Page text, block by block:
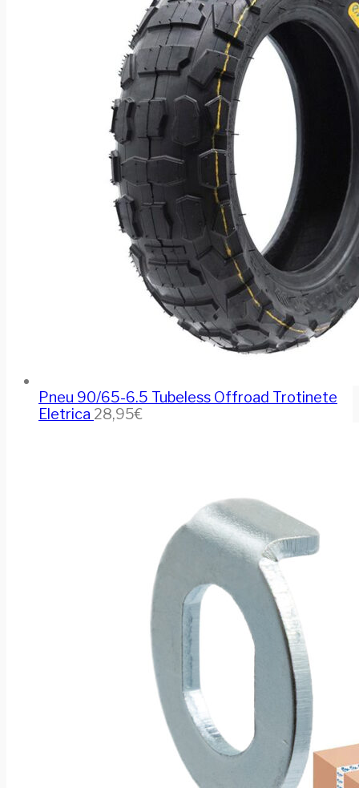
Pneu 90/65-6.5 Tubeless Offroad Trotinete
Eletrica 28,95€